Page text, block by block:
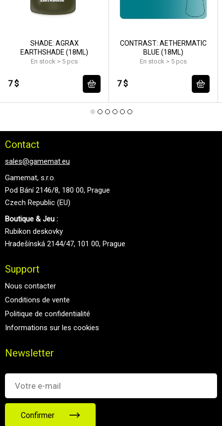
SHADE: AGRAX
EARTHSHADE (18ML)
En stock > 5 pcs
7 $
CONTRAST: AETHERMATIC
BLUE (18ML)
En stock > 5 pcs
7 $
Contact
sales@gamemat.eu
Gamemat, s.r.o.
Pod Bání 2146/8, 180 00, Prague
Czech Republic (EU)
Boutique & Jeu :
Rubikon deskovky
Hradešínská 2144/47, 101 00, Prague
Support
Nous contacter
Conditions de vente
Politique de confidentialité
Informations sur les cookies
Newsletter
Confirmer